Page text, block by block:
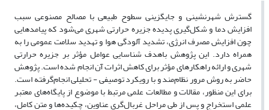
گسترش شهرنشینی و جایگزینی سطوح طبیعی با مصالح مصنوعی سبب
افزایش دما و شکل‌گیری پدیده جزیره حرارتی شهری می‌شود که پیامدهایی
چون افزایش مصرف انرژی، تشدید آلودگی هوا و تهدید سلامت عمومی را به
همراه دارد. این پژوهش باهدف شناسایی عوامل مؤثر بر جزیره حرارتی
شهری و ارائه راهکارهای مؤثر برای کاهش اثرات آن انجام شده است. پژوهش
حاضر به روش مرور نظام‌مند و با رویکرد توصیفی - تحلیلی انجام‌گرفته است.
برای این منظور، مقالات و مطالعات علمی مرتبط با موضوع از پایگاه‌های معتبر
علمی استخراج و پس از طی مراحل غربال‌گری عناوین، چکیده‌ها و متن کامل،